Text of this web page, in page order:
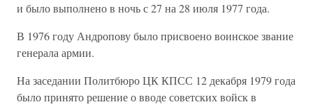
и было выполнено в ночь с 27 на 28 июля 1977 года.
В 1976 году Андропову было присвоено воинское звание
генерала армии.
На заседании Политбюро ЦК КПСС 12 декабря 1979 года
было принято решение о вводе советских войск в